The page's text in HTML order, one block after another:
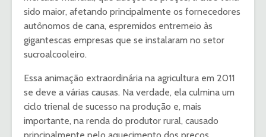
sido maior, afetando principalmente os fornecedores
autônomos de cana, espremidos entremeio às
gigantescas empresas que se instalaram no setor
sucroalcooleiro.
Essa animação extraordinária na agricultura em 2011
se deve a várias causas. Na verdade, ela culmina um
ciclo trienal de sucesso na produção e, mais
importante, na renda do produtor rural, causado